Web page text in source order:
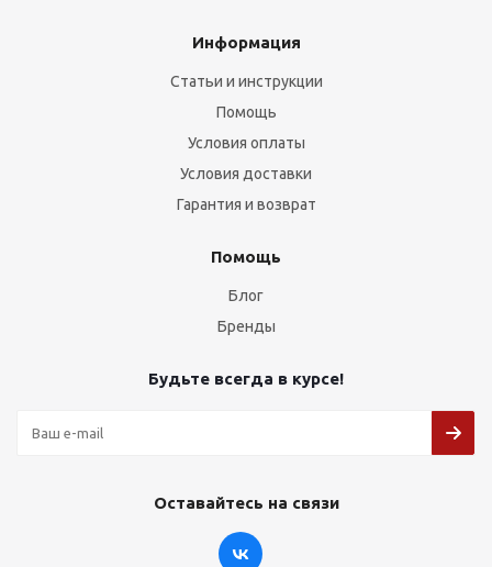
Информация
Статьи и инструкции
Помощь
Условия оплаты
Условия доставки
Гарантия и возврат
Помощь
Блог
Бренды
Будьте всегда в курсе!
Оставайтесь на связи